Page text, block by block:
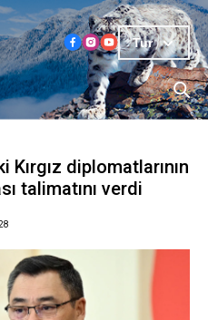
Tur
Kırgız diplomatlarının
talimatını verdi